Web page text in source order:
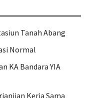
Tanah Abang
Normal
KA Bandara YIA
Kerja Sama